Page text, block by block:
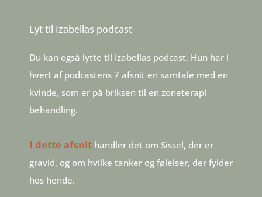
Lyt til Izabellas podcast
Du kan også lytte til Izabellas podcast. Hun har i
hvert af podcastens 7 afsnit en samtale med en
kvinde, som er på briksen til en zoneterapi
behandling.
I dette afsnit handler det om Sissel, der er
gravid, og om hvilke tanker og følelser, der fylder
hos hende.